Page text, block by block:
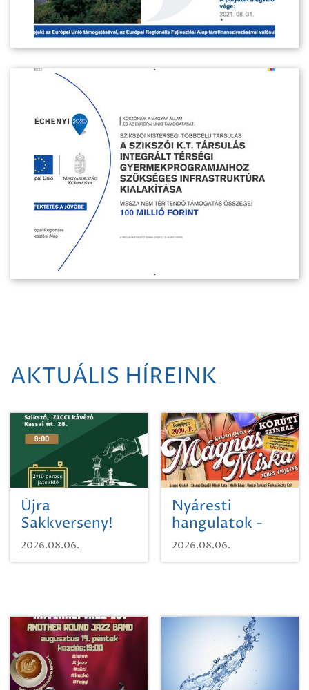
AKTUÁLIS HÍREINK
Újra
Sakkverseny!
2026.08.06.
Nyáresti
hangulatok -
Mágnás Miska
2026.08.06.